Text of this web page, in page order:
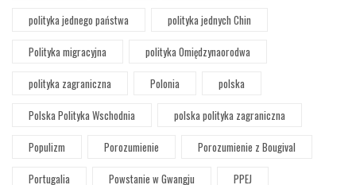
polityka jednego państwa
polityka jednych Chin
Polityka migracyjna
polityka Omiędzynaorodwa
polityka zagraniczna
Polonia
polska
Polska Polityka Wschodnia
polska polityka zagraniczna
Populizm
Porozumienie
Porozumienie z Bougival
Portugalia
Powstanie w Gwangju PPEJ